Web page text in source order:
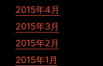
2015年4月
2015年3月
2015年2月
2015年1月